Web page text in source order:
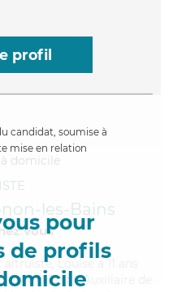
profil
candidat, soumise à
mise en relation
pour
de profils
les-Bains
Vous
Louise a 11 ans
d'État d'Auxiliaire de